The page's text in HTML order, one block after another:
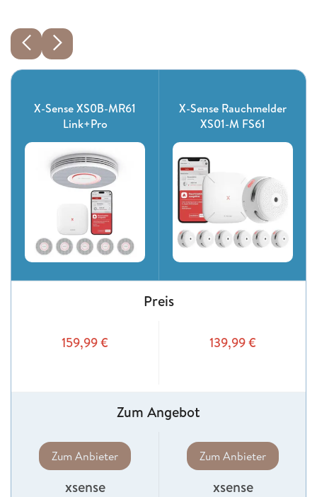
X-Sense XS0B-MR61
Link+Pro
X-Sense Rauchmelder
XS01-M FS61
Preis
159,99€ 139,99€
Zum Angebot
Zum Anbieter
xsense
Zum Anbieter
xsense